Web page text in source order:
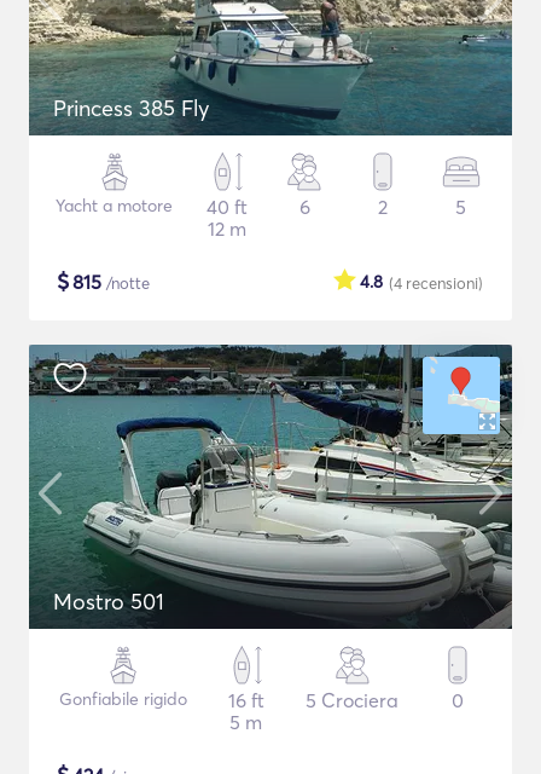
Princess 385 Fly
Yacht a motore
40 ft
12 m
6 2 5
$815 /notte (4 recensioni)
4.8
Mostro 501
Gonfiabile rigido
16 ft
5 m
5 Crociera 0